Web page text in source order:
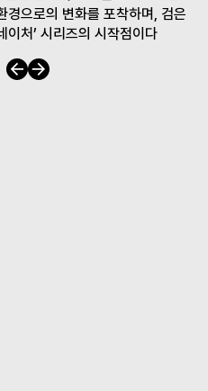
경으로의 변화를 포착하며, 검은
이처’ 시리즈의 시작점이다
이전다음